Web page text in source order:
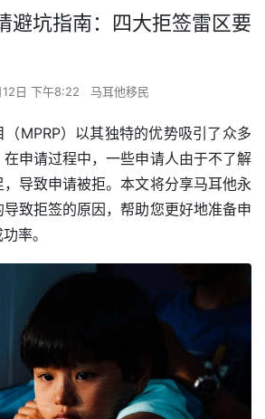
避坑指南：四大拒签雷区要
日 下午8:22 马耳他移民
MPRP）以其独特的优势吸引了众多
申请过程中，一些申请人由于不了解
导致申请被拒。本文将分享马耳他永
致拒签的原因，帮助您更好地准备申
率。